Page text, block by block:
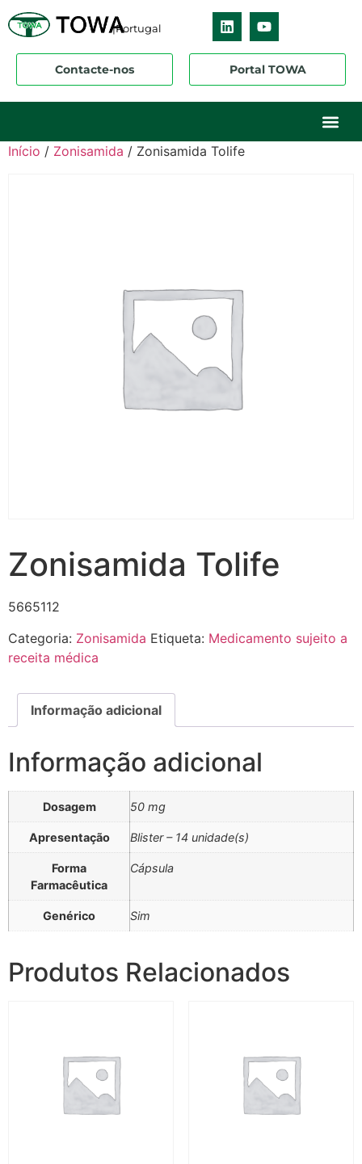
|Portugal
Contacte-nos Portal TOWA
Início / Zonisamida / Zonisamida Tolife
Zonisamida Tolife
5665112
Categoria: Zonisamida Etiqueta: Medicamento sujeito a
receita médica
Informação adicional
Informação adicional
Dosagem 50 mg
Apresentação Blister – 14 unidade(s)
Forma
Farmacêutica
Cápsula
Genérico Sim
Produtos Relacionados